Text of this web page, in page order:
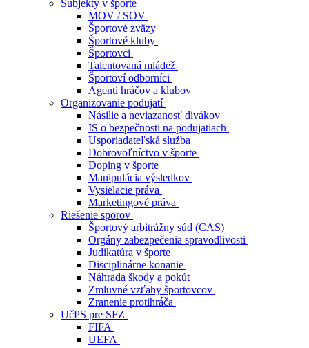
Subjekty v športe
MOV / SOV
Športové zväzy
Športové kluby
Športovci
Talentovaná mládež
Športoví odborníci
Agenti hráčov a klubov
Organizovanie podujatí
Násilie a neviazanosť divákov
IS o bezpečnosti na podujatiach
Usporiadateľská služba
Dobrovoľníctvo v športe
Doping v športe
Manipulácia výsledkov
Vysielacie práva
Marketingové práva
Riešenie sporov
Športový arbitrážny súd (CAS)
Orgány zabezpečenia spravodlivosti
Judikatúra v športe
Disciplinárne konanie
Náhrada škody a pokút
Zmluvné vzťahy športovcov
Zranenie protihráča
UčPS pre SFZ
FIFA
UEFA